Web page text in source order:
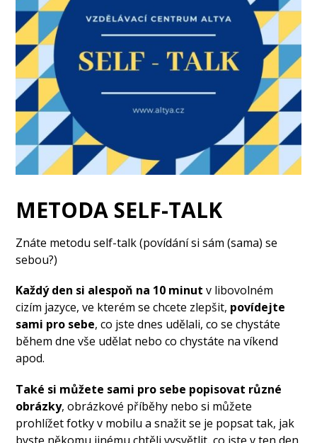
METODA SELF-TALK
Znáte metodu self-talk (povídání si sám (sama) se
sebou?)
Každý den si alespoň na 10 minut v libovolném
cizím jazyce, ve kterém se chcete zlepšit, povídejte
sami pro sebe, co jste dnes udělali, co se chystáte
během dne vše udělat nebo co chystáte na víkend
apod.
Také si můžete sami pro sebe popisovat různé
obrázky, obrázkové příběhy nebo si můžete
prohlížet fotky v mobilu a snažit se je popsat tak, jak